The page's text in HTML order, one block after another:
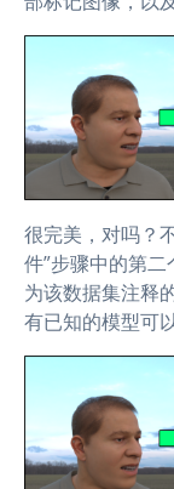
很完美，对吗？
件”步骤中的第
为该数据集注释
有已知的模型可